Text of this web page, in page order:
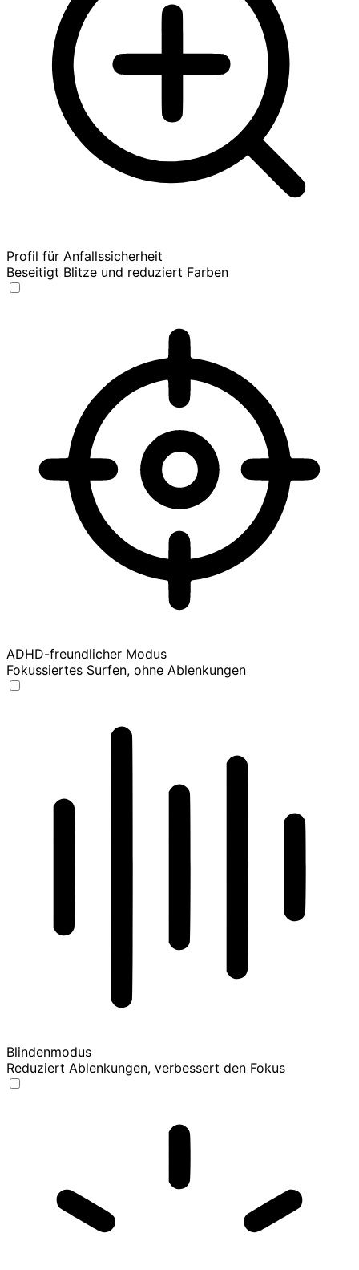
Profil für Anfallssicherheit
Beseitigt Blitze und reduziert Farben
ADHD-freundlicher Modus
Fokussiertes Surfen, ohne Ablenkungen
Blindenmodus
Reduziert Ablenkungen, verbessert den Fokus